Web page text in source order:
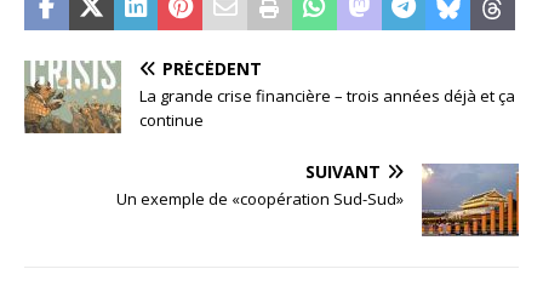
PRÉCÉDENT
La grande crise financière – trois années déjà et ça
continue
SUIVANT
Un exemple de «coopération Sud-Sud»